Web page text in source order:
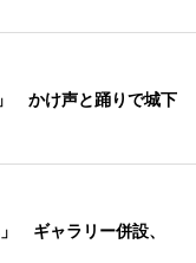
かけ声と踊りで城下
ギャラリー併設、